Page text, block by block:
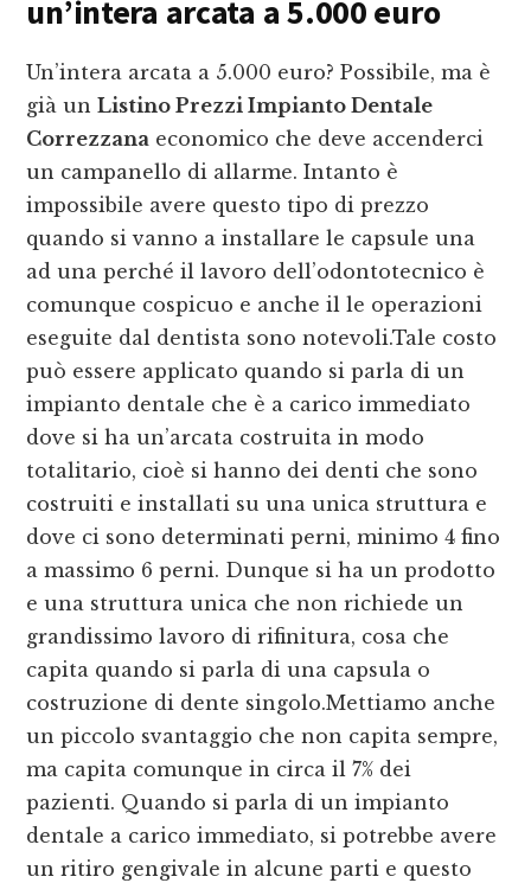
un’intera arcata a 5.000 euro
Un’intera arcata a 5.000 euro? Possibile, ma è
già unListino Prezzi Impianto Dentale
Correzzana economico che deve accenderci
un campanello di allarme. Intanto è
impossibile avere questo tipo di prezzo
quando si vanno a installare le capsule una
ad una perché il lavoro dell’odontotecnico è
comunque cospicuo e anche il le operazioni
eseguite dal dentista sono notevoli.Tale costo
può essere applicato quando si parla di un
impianto dentale che è a carico immediato
dove si ha un’arcata costruita in modo
totalitario, cioè si hanno dei denti che sono
costruiti e installati su una unica struttura e
dove ci sono determinati perni, minimo 4 fino
a massimo 6 perni. Dunque si ha un prodotto
e una struttura unica che non richiede un
grandissimo lavoro di rifinitura, cosa che
capita quando si parla di una capsula o
costruzione di dente singolo.Mettiamo anche
un piccolo svantaggio che non capita sempre,
ma capita comunque in circa il 7% dei
pazienti. Quando si parla di un impianto
dentale a carico immediato, si potrebbe avere
un ritiro gengivale in alcune parti e questo